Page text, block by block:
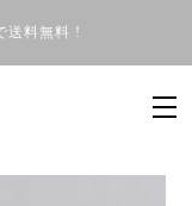
送料無料 !